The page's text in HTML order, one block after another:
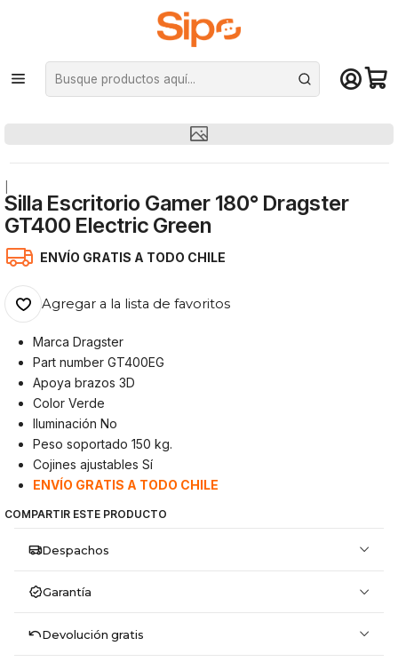
¡Compra hasta mediodía y recibe hoy! De lunes a sábado en el gran
Santiago. Envío gratis desde $29.990
Inicio Computación y Gamers Sillas y Escritorios Sillas
Silla Escritorio Gamer 180° Dragster GT400 Electric Green
Silla Escritorio Gamer 180° Dragster
GT400 Electric Green
ENVÍO GRATIS A TODO CHILE
Agregar a la lista de favoritos
Marca Dragster
Part number GT400EG
Apoya brazos 3D
Color Verde
Iluminación No
Peso soportado 150 kg.
Cojines ajustables Sí
ENVÍO GRATIS A TODO CHILE
COMPARTIR ESTE PRODUCTO
Despachos
Garantía
Devolución gratis